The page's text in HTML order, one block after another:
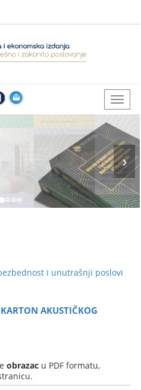
i unutrašnji poslovi
AKUSTIČKOG
obrazac u PDF formatu,